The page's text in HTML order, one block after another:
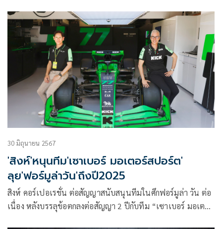
อันดับ 17 จากนักกีฬาทั้งหมด โดยคุณภูริต ภิรมย์ภักดี นายก
สมาคมกีฬาเอ็กซ์ตรีมแห่งประเทศไทย ได้ชื่นชมในความตั้งใจ
และความสามารถ หลังจากนี้จะได้วางแผนทำงานร่วมกันเพื่อเป้า
หมายโอลิมปิกเกมส์ 2028 ที่นครลอสแอนเจลิส สหรัฐอเมริกา
30 มิถุนายน 2567
'สิงห์'หนุนทีม'เซาเบอร์ มอเตอร์สปอร์ต'
ลุย'ฟอร์มูล่าวัน'ถึงปี2025
สิงห์ คอร์เปอเรชั่น ต่อสัญญาสนับสนุนทีมในศึกฟอร์มูล่า วัน ต่อ
เนื่อง หลังบรรลุข้อตกลงต่อสัญญา 2 ปีกับทีม “เซาเบอร์ มอเตอร์